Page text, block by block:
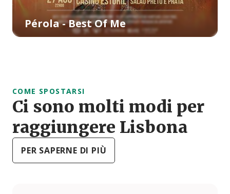
Pérola - Best Of Me
COME SPOSTARSI
Ci sono molti modi per
raggiungere Lisbona
PER SAPERNE DI PIÙ